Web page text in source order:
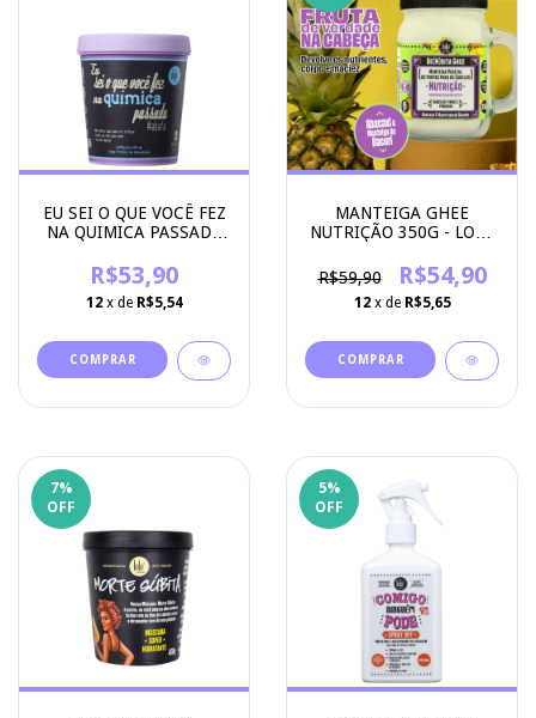
EU SEI O QUE VOCÊ FEZ
NA QUIMICA PASSADA
R$53,90
12 x de R$5,54
MANTEIGA GHEE
NUTRIÇÃO 350G - LOLA
R$59,90
R$54,90
12 x de R$5,65
7%
OFF
5%
OFF